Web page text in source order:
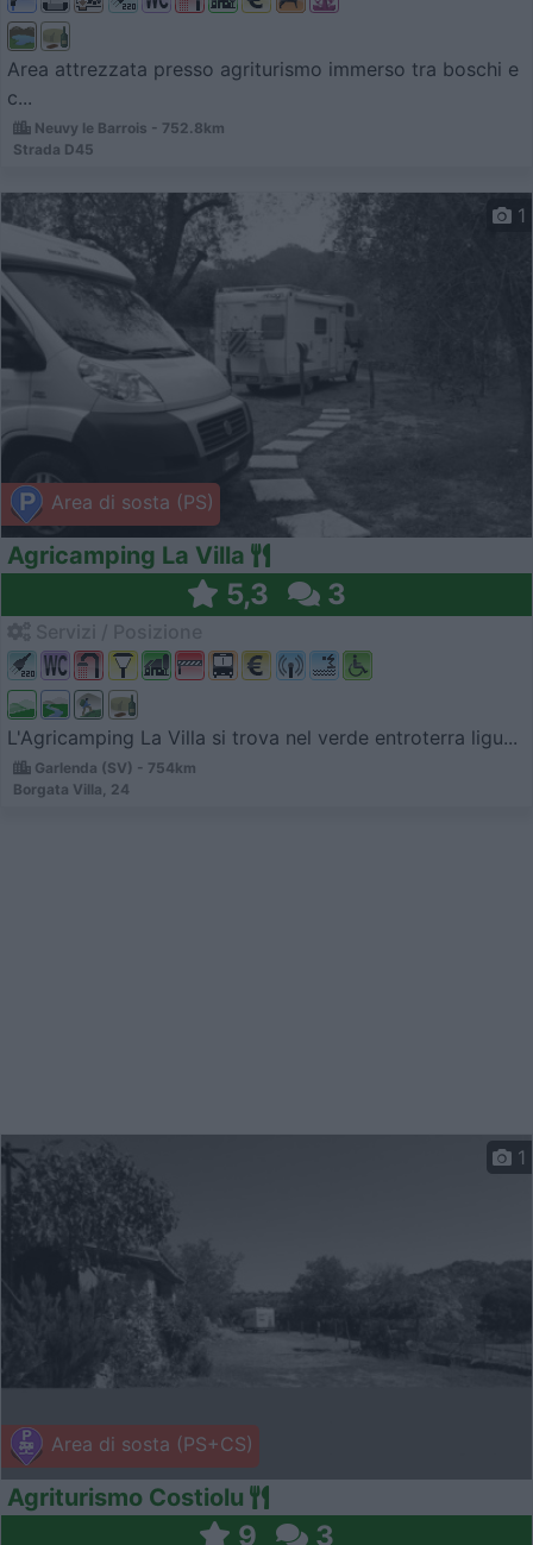
Area attrezzata presso agriturismo immerso tra boschi e
c...
Neuvy le Barrois - 752.8km
Strada D45
Area di sosta (PS)
1
Agricamping La Villa
5,3 3
L'Agricamping La Villa si trova nel verde entroterra ligu...
Garlenda (SV) - 754km
Borgata Villa, 24
Area di sosta (PS+CS)
1
Agriturismo Costiolu
9 3